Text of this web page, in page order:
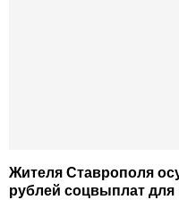
Жителя Ставрополя
рублей соцвыплат